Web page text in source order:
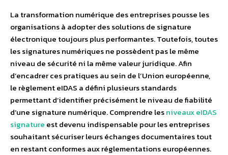
La transformation numérique des entreprises pousse les
organisations à adopter des solutions de signature
électronique toujours plus performantes. Toutefois, toutes
les signatures numériques ne possèdent pas le même
niveau de sécurité ni la même valeur juridique. Afin
d’encadrer ces pratiques au sein de l’Union européenne,
le règlement eIDAS a défini plusieurs standards
permettant d’identifier précisément le niveau de fiabilité
d’une signature numérique. Comprendre lesniveaux eIDAS
signature est devenu indispensable pour les entreprises
souhaitant sécuriser leurs échanges documentaires tout
en restant conformes aux réglementations européennes.